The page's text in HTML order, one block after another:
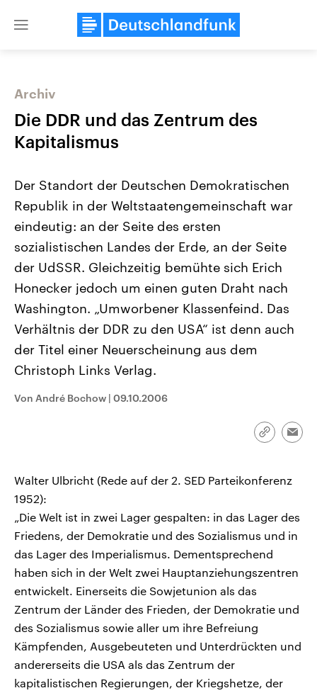
Close
Landtagswahl Sachsen-Anhalt
Alle Informationen
Sachsen-Anhalt wählt am 6.
September 2026 einen neuen
Landtag. Seit 2021 wird das
Bundesland von einer Koalition aus
CDU, SPD und FDP regiert.-
Umfragen, Prognosen,
Wahlprogramme, aktuelle Berichte
und Kandidaten der anstehenden
USA
Hintergründe
Wirtschaftlich und
gehören die Vereinigten
den mächtigsten Ländern
mit großem Einfluss auf
aktuelle Weltgeschehen.
Podcasts
Audio-Archiv
Archiv
Die DDR und das Zentrum des
Kapitalismus
Der Standort der Deutschen Demokratischen
Republik in der Weltstaatengemeinschaft war
eindeutig: an der Seite des ersten
sozialistischen Landes der Erde, an der Seite
der UdSSR. Gleichzeitig bemühte sich Erich
Honecker jedoch um einen guten Draht nach
Washington. „Umworbener Klassenfeind. Das
Verhältnis der DDR zu den USA“ ist denn auch
der Titel einer Neuerscheinung aus dem
Christoph Links Verlag.
Von André Bochow | 09.10.2006
Link
Walter Ulbricht (Rede auf der 2. SED Parteikonferenz
1952):
„Die Welt ist in zwei Lager gespalten: in das Lager des
Friedens, der Demokratie und des Sozialismus und in
das Lager des Imperialismus. Dementsprechend
haben sich in der Welt zwei Hauptanziehungszentren
entwickelt. Einerseits die Sowjetunion als das
Zentrum der Länder des Frieden, der Demokratie und
des Sozialismus sowie aller um ihre Befreiung
Kämpfenden, Ausgebeuteten und Unterdrückten und
andererseits die USA als das Zentrum der
kapitalistischen Regierungen, der Kriegshetze, der